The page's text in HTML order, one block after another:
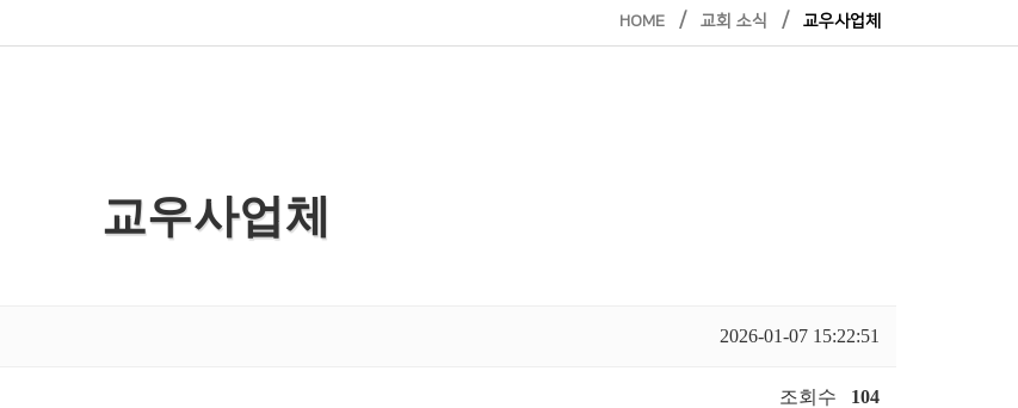
HOME / 교회 소식 / 교우사업체
교우사업체
2026-01-07 15:22:51
조회수 104